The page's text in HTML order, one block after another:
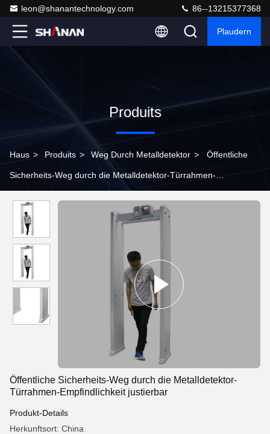
leon@shanantechnology.com 86--13215377368
Plaudern
Produits
Haus > Produits > Weg Durch Metalldetektor > Öffentliche
Sicherheits-Weg durch die Metalldetektor-Türrahmen-
Öffentliche Sicherheits-Weg durch die Metalldetektor-
Türrahmen-Empfindlichkeit justierbar
Produkt-Details
Herkunftsort: China